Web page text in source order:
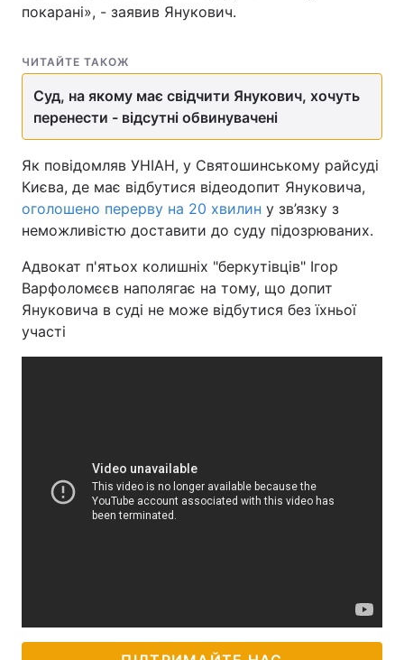
покарані», - заявив Янукович.
ЧИТАЙТЕ ТАКОЖ
Суд, на якому має свідчити Янукович, хочуть
перенести - відсутні обвинувачені
Як повідомляв УНІАН, у Святошинському райсуді
Києва, де має відбутися відеодопит Януковича,
оголошено перерву на 20 хвилин у зв’язку з
неможливістю доставити до суду підозрюваних.
Адвокат п'ятьох колишніх "беркутівців" Ігор
Варфоломєєв наполягає на тому, що допит
Януковича в суді не може відбутися без їхньої
участі